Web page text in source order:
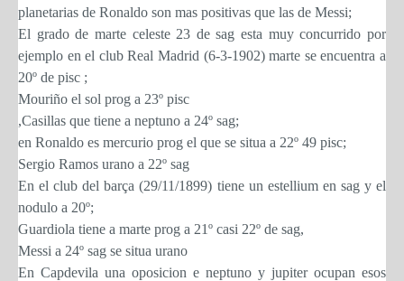
planetarias de Ronaldo son mas positivas que las de Messi;
El grado de marte celeste 23 de sag esta muy concurrido por
ejemplo en el club Real Madrid (6-3-1902) marte se encuentra a
20º de pisc ;
Mouriño el sol prog a 23º pisc
,Casillas que tiene a neptuno a 24º sag;
en Ronaldo es mercurio prog el que se situa a 22º 49 pisc;
Sergio Ramos urano a 22º sag
En el club del barça (29/11/1899) tiene un estellium en sag y el
nodulo a 20º;
Guardiola tiene a marte prog a 21º casi 22º de sag,
Messi a 24º sag se situa urano
En Capdevila una oposicion e neptuno y jupiter ocupan esos